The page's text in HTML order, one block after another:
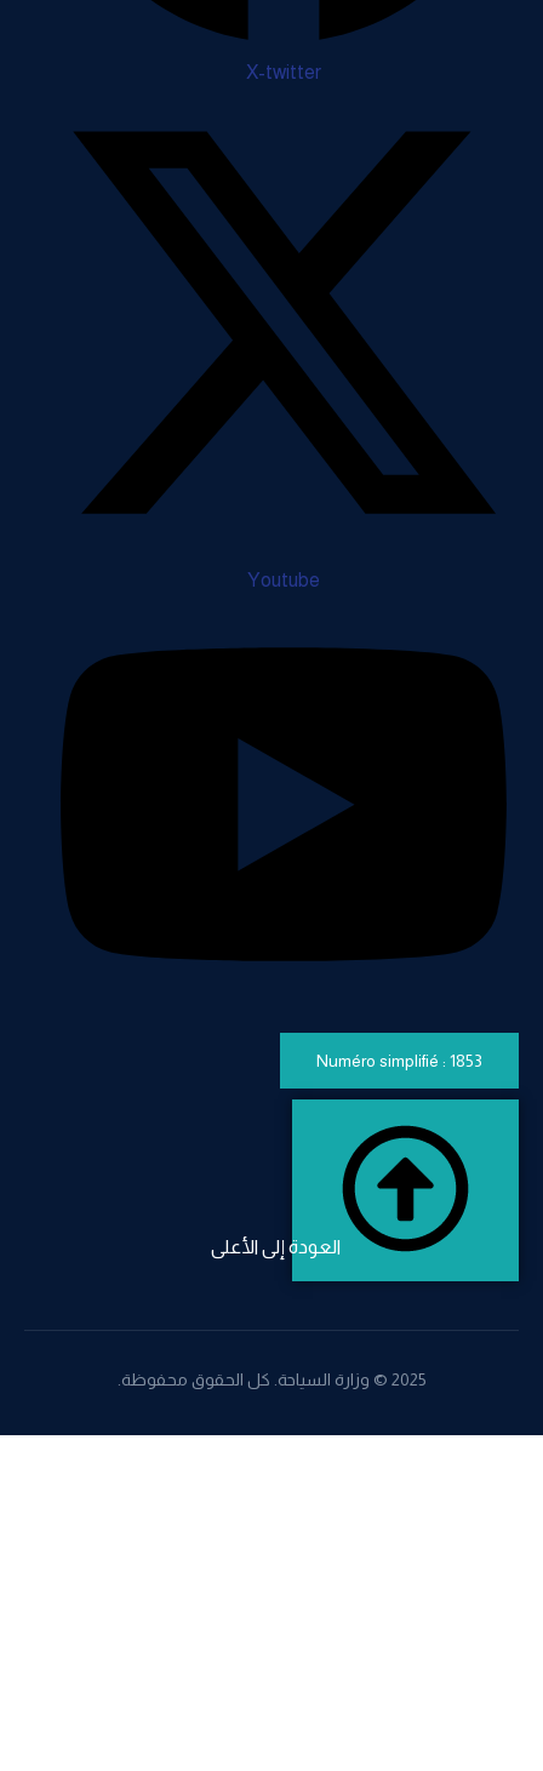
X-twitter
Youtube
Numéro simplifié : 1853
العودة إلى الأعلى
2025 © وزارة السياحة. كل الحقوق محفوظة.